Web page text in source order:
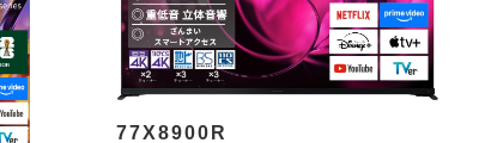
77X8900R